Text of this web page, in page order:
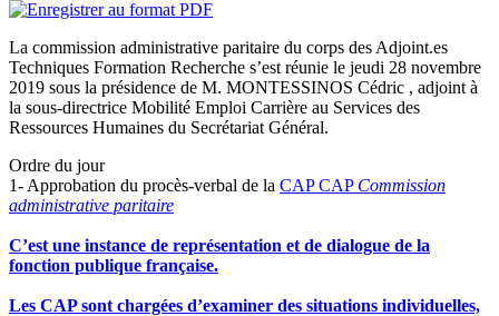
La commission administrative paritaire du corps des Adjoint.es
Techniques Formation Recherche s’est réunie le jeudi 28 novembre
2019 sous la présidence de M. MONTESSINOS Cédric , adjoint à
la sous-directrice Mobilité Emploi Carrière au Services des
Ressources Humaines du Secrétariat Général.
Ordre du jour
1- Approbation du procès-verbal de la CAP CAP Commission
administrative paritaire
C’est une instance de représentation et de dialogue de la
fonction publique française.
Les CAP sont chargées d’examiner des situations individuelles,